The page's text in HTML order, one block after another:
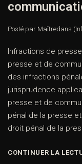
Posté par Maîtredans
Infractions de
presse et de
des infractions
jurisprudence
presse et de
pénal de la presse
droit pénal de la
CONTINUER LA